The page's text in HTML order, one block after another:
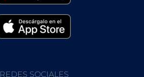
REDES SOCIALES